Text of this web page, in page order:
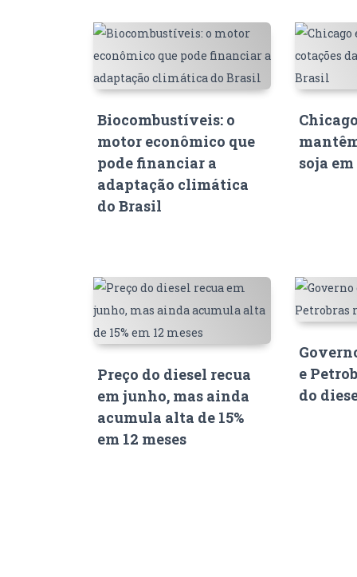
Biocombustíveis: o
motor econômico que
pode financiar a
adaptação climática
do Brasil
soja
Preço do diesel recua
em junho, mas ainda
acumula alta de 15%
em 12 meses
e
do